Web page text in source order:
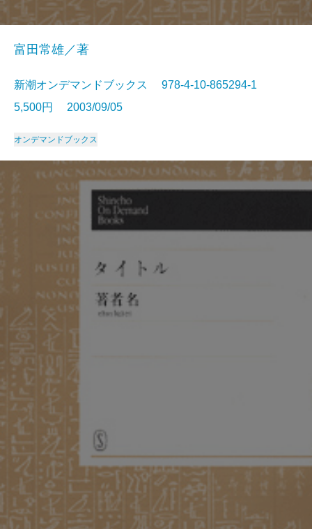
富田常雄／著
新潮オンデマンドブックス 978-4-10-865294-1
5,500円 2003/09/05
オンデマンドブックス